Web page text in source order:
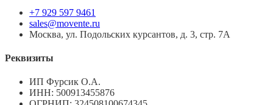
+7 929 597 9461
sales@movente.ru
Москва, ул. Подольских курсантов, д. 3, стр. 7А
Реквизиты
ИП Фурсик О.А.
ИНН: 500913455876